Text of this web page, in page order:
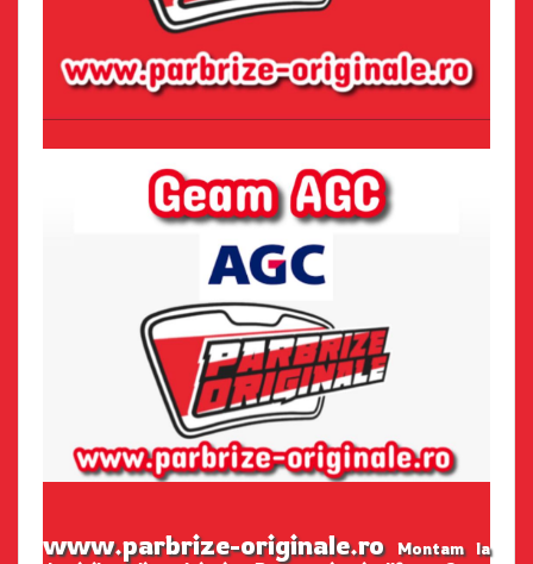
www.parbrize-originale.roMontam la